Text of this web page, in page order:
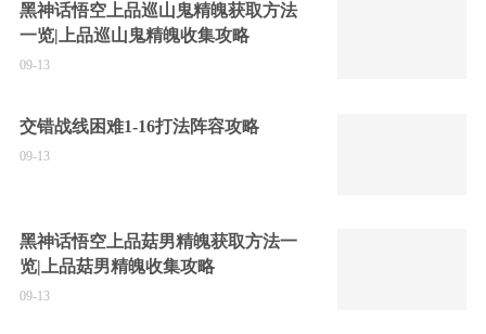
黑神话悟空上品巡山鬼精魄获取方法
一览|上品巡山鬼精魄收集攻略
09-13
交错战线困难1-16打法阵容攻略
09-13
黑神话悟空上品菇男精魄获取方法一
览|上品菇男精魄收集攻略
09-13